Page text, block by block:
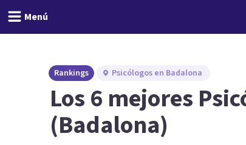
Menú
Rankings Psicólogos en Badalona
Los 6 mejores
(Badalona)